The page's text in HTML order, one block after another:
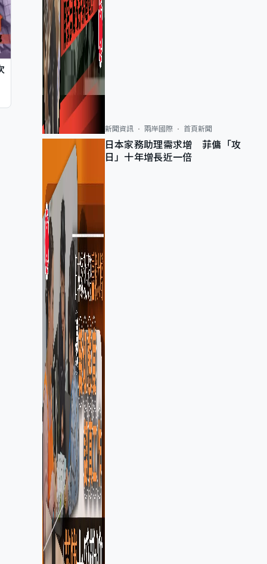
新聞資訊 兩岸國際 首頁新聞
日本家務助理需求增 菲傭「攻
日」十年增長近一倍